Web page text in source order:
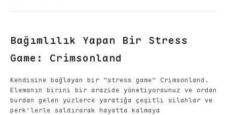
Bağımlılık Yapan Bir Stress
Game: Crimsonland
Kendisine bağlayan bir "stress game" Crimsonland.
Elemanın birini bir arazide yönetiyorsunuz ve ordan
burdan gelen yüzlerce yaratığa çeşitli silahlar ve
perk'lerle saldırarak hayatta kalmaya